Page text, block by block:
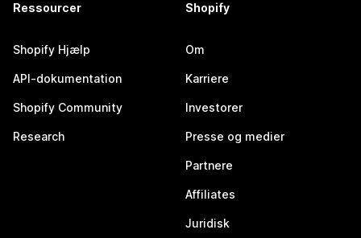
Ressourcer
Shopify Hjælp
API-dokumentation
Shopify Community
Research
Shopify
Om
Karriere
Investorer
Presse og medier
Partnere
Affiliates
Juridisk